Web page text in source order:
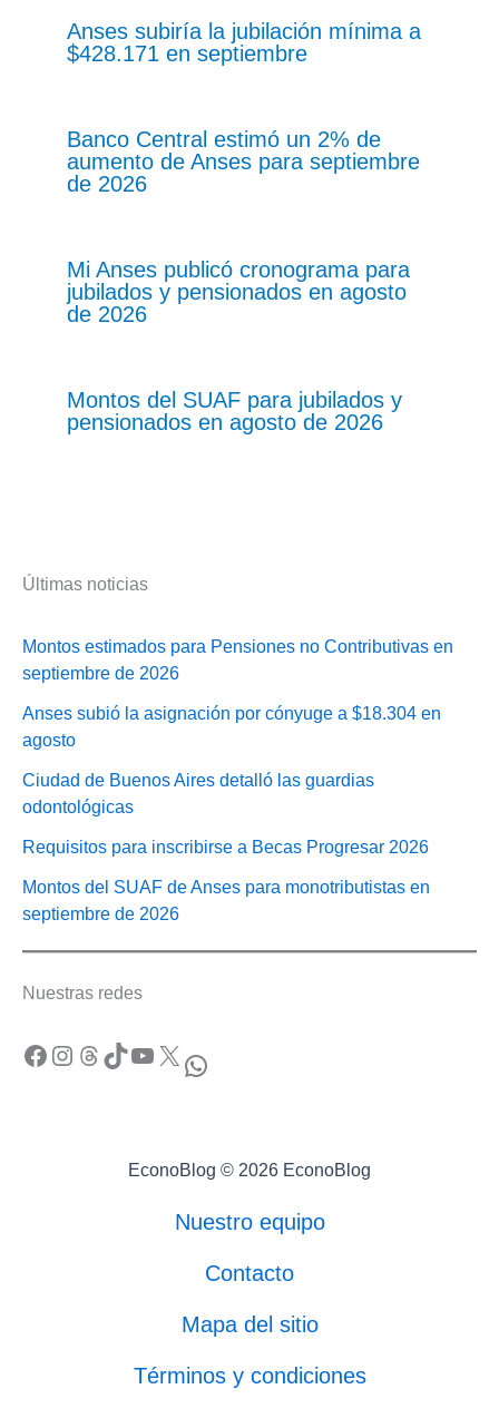
Anses subiría la jubilación mínima a
$428.171 en septiembre
Banco Central estimó un 2% de
aumento de Anses para septiembre
de 2026
Mi Anses publicó cronograma para
jubilados y pensionados en agosto
de 2026
Montos del SUAF para jubilados y
pensionados en agosto de 2026
Últimas noticias
Montos estimados para Pensiones no Contributivas en
septiembre de 2026
Anses subió la asignación por cónyuge a $18.304 en
agosto
Ciudad de Buenos Aires detalló las guardias
odontológicas
Requisitos para inscribirse a Becas Progresar 2026
Montos del SUAF de Anses para monotributistas en
septiembre de 2026
Nuestras redes
Facebook Instagram Threads TikTok YouTube X WhatsApp
EconoBlog © 2026 EconoBlog
Nuestro equipo
Contacto
Mapa del sitio
Términos y condiciones